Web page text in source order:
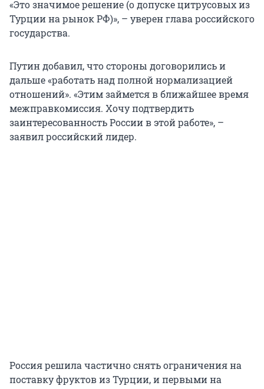
«Это значимое решение (о допуске цитрусовых из
Турции на рынок РФ)», – уверен глава российского
государства.
Путин добавил, что стороны договорились и
дальше «работать над полной нормализацией
отношений». «Этим займется в ближайшее время
межправкомиссия. Хочу подтвердить
заинтересованность России в этой работе», –
заявил российский лидер.
Россия решила частично снять ограничения на
поставку фруктов из Турции, и первыми на